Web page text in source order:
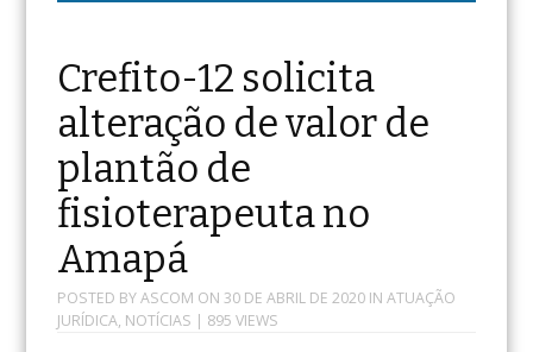
Crefito-12 solicita
alteração de valor de
plantão de
fisioterapeuta no
Amapá
POSTED BYASCOM ON 30 DE ABRIL DE 2020IN ATUAÇÃO
JURÍDICA, NOTÍCIAS | 895 VIEWS